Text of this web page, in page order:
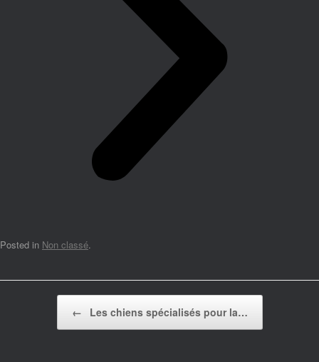
Posted in Non classé.
← Les chiens spécialisés pour la…